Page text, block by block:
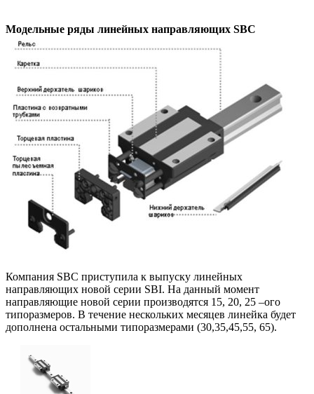
Модельные ряды линейных направляющих SBC
Компания SBC приступила к выпуску линейных
направляющих новой серии SBI. На данный момент
направляющие новой серии производятся 15, 20, 25 –ого
типоразмеров. В течение нескольких месяцев линейка будет
дополнена остальными типоразмерами (30,35,45,55, 65).